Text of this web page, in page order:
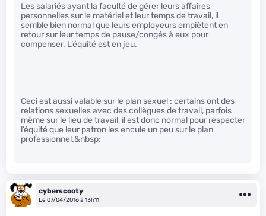
Les salariés ayant la faculté de gérer leurs affaires
personnelles sur le matériel et leur temps de travail, il
semble bien normal que leurs employeurs empiètent en
retour sur leur temps de pause/congés à eux pour
compenser. L’équité est en jeu.
Ceci est aussi valable sur le plan sexuel : certains ont des
relations sexuelles avec des collègues de travail, parfois
même sur le lieu de travail, il est donc normal pour respecter
l’équité que leur patron les encule un peu sur le plan
professionnel.&nbsp;
cyberscooty
Le 07/04/2016 à 13h11